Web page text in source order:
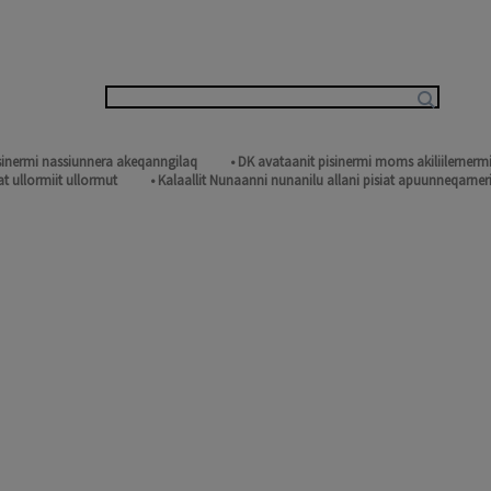
nassiunnera akeqanngilaq
• DK avataanit pisinermi moms
ullormiit ullormut
• Kalaallit Nunaanni nunanilu allani pisiat